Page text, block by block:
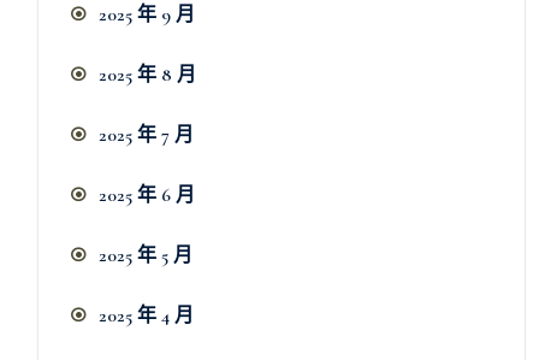
2025 年 9 月
2025 年 8 月
2025 年 7 月
2025 年 6 月
2025 年 5 月
2025 年 4 月